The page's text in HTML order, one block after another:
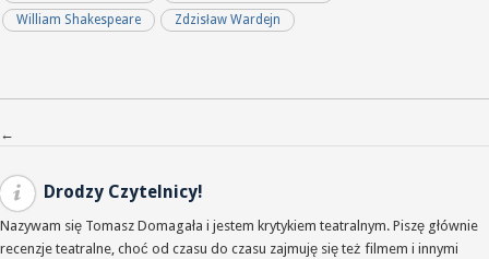
William Shakespeare
Zdzisław Wardejn
Nawigacja po wpisach
←
Drodzy Czytelnicy!
Nazywam się Tomasz Domagała i jestem krytykiem teatralnym. Piszę głównie
recenzje teatralne, choć od czasu do czasu zajmuję się też filmem i innymi